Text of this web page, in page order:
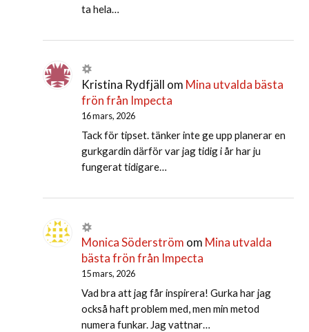
ta hela…
Kristina Rydfjäll om Mina utvalda bästa
frön från Impecta
16 mars, 2026
Tack för tipset. tänker inte ge upp planerar en
gurkgardin därför var jag tidig i år har ju
fungerat tidigare…
Monica Söderström om Mina utvalda
bästa frön från Impecta
15 mars, 2026
Vad bra att jag får inspirera! Gurka har jag
också haft problem med, men min metod
numera funkar. Jag vattnar…